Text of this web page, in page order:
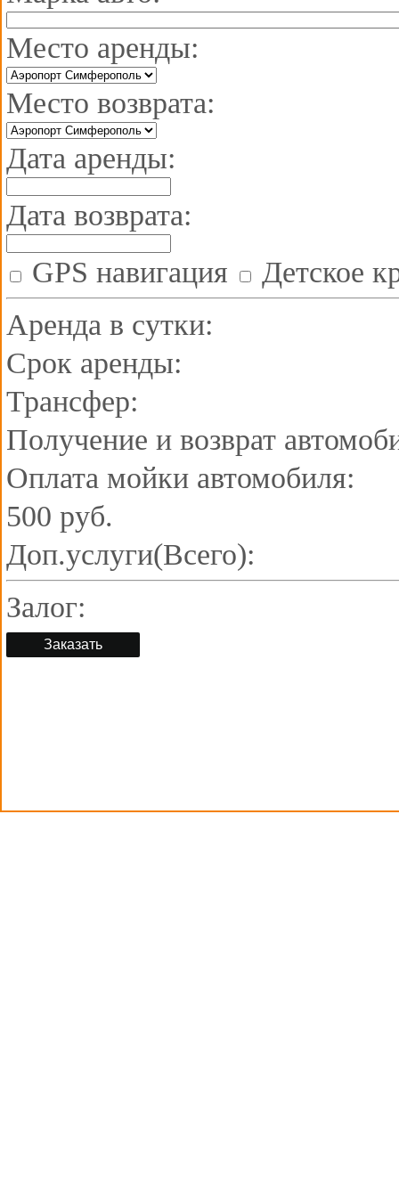
Черноморское и его живописные окрестности
Отзывы
Место аренды:
Место возврата:
Дата аренды:
Дата возврата:
GPS навигация
Детское
Аренда в сутки:
Срок аренды:
Трансфер:
Получение и возврат
Оплата мойки автомобиля:
500 руб.
Доп.услуги(Всего):
Залог:
Заказать